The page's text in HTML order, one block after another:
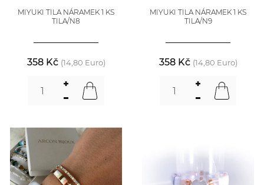
MIYUKI TILA NÁRAMEK 1 KS
TILA/N8
358 Kč (14,80 Euro)
MIYUKI TILA NÁRAMEK 1 KS
TILA/N9
358 Kč (14,80 Euro)